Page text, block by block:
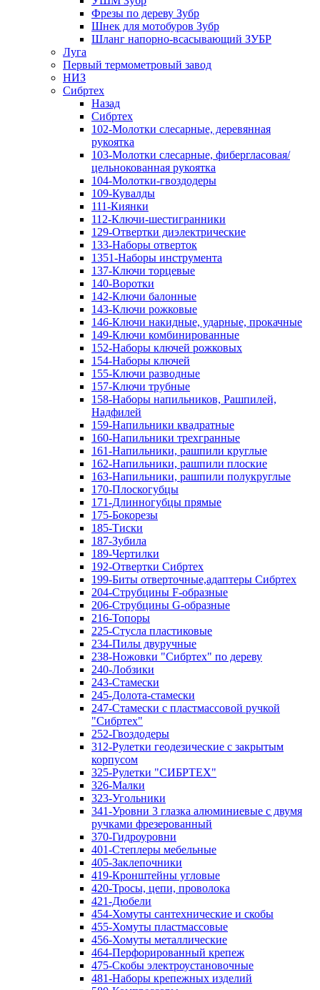
Фрезы по дереву Зубр
Шнек для мотобуров Зубр
Шланг напорно-всасывающий ЗУБР
Луга
Первый термометровый завод
НИЗ
Сибртех
Назад
Сибртех
102-Молотки слесарные, деревянная
рукоятка
103-Молотки слесарные, фибергласовая/
цельнокованная рукоятка
104-Молотки-гвоздодеры
109-Кувалды
111-Киянки
112-Ключи-шестигранники
129-Отвертки диэлектрические
133-Наборы отверток
1351-Наборы инструмента
137-Ключи торцевые
140-Воротки
142-Ключи балонные
143-Ключи рожковые
146-Ключи накидные, ударные, прокачные
149-Ключи комбинированные
152-Наборы ключей рожковых
154-Наборы ключей
155-Ключи разводные
157-Ключи трубные
158-Наборы напильников, Рашпилей,
Надфилей
159-Напильники квадратные
160-Напильники трехгранные
161-Напильники, рашпили круглые
162-Напильники, рашпили плоские
163-Напильники, рашпили полукруглые
170-Плоскогубцы
171-Длинногубцы прямые
175-Бокорезы
185-Тиски
187-Зубила
189-Чертилки
192-Отвертки Сибртех
199-Биты отверточные,адаптеры Сибртех
204-Струбцины F-образные
206-Струбцины G-образные
216-Топоры
225-Стусла пластиковые
234-Пилы двуручные
238-Ножовки "Сибртех" по дереву
240-Лобзики
243-Стамески
245-Долота-стамески
247-Стамески с пластмассовой ручкой
"Сибртех"
252-Гвоздодеры
312-Рулетки геодезические с закрытым
корпусом
325-Рулетки "СИБРТЕХ"
326-Малки
323-Угольники
341-Уровни 3 глазка алюминиевые с двумя
ручками фрезерованный
370-Гидроуровни
401-Степлеры мебельные
405-Заклепочники
419-Кронштейны угловые
420-Тросы, цепи, проволока
421-Дюбели
454-Хомуты сантехнические и скобы
455-Хомуты пластмассовые
456-Хомуты металлические
464-Перфорированный крепеж
475-Скобы электроустановочные
481-Наборы крепежных изделий